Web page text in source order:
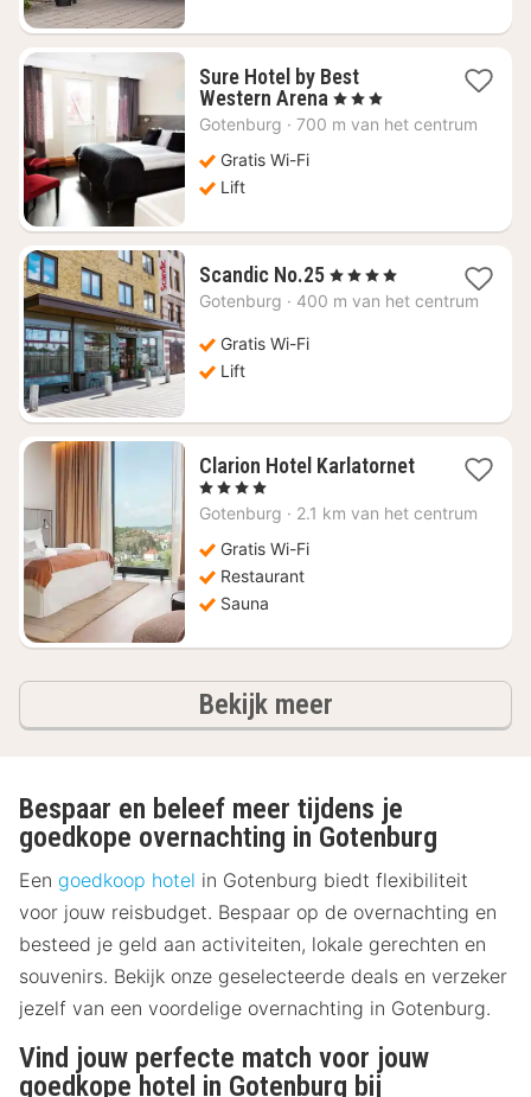
Sure Hotel by Best
Western Arena 1
nacht
, 3 Sterren
Gotenburg · 700 m van het centrum
Gratis Wi-Fi
Lift
Scandic No.251
nacht
, 4 Sterren
Gotenburg · 400 m van het centrum
Gratis Wi-Fi
Lift
Clarion Hotel Karlatornet1
vanaf
, 4 Sterren
Gotenburg · 2.1 km van het centrum
Gratis Wi-Fi
Restaurant
Sauna
Bekijk meerhotels
Bespaar en beleef meer tijdens je
goedkope overnachting in Gotenburg
Een goedkoop hotel in Gotenburg biedt flexibiliteit
voor jouw reisbudget. Bespaar op de overnachting en
besteed je geld aan activiteiten, lokale gerechten en
souvenirs. Bekijk onze geselecteerde deals en verzeker
jezelf van een voordelige overnachting in Gotenburg.
Vind jouw perfecte match voor jouw
goedkope hotel in Gotenburg bij